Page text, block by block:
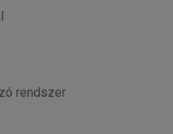
rendszer